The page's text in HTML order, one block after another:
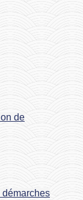
de